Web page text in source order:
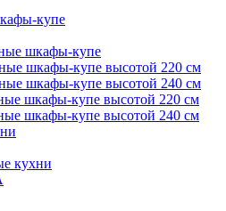
купе
шкафы-купе
шкафы-купе высотой 220 см
шкафы-купе высотой 240 см
шкафы-купе высотой 220 см
шкафы-купе высотой 240 см
кухни